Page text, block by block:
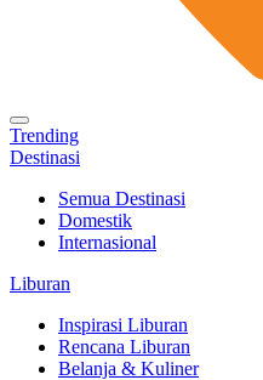
Trending
Destinasi
Semua Destinasi
Domestik
Internasional
Liburan
Inspirasi Liburan
Rencana Liburan
Belanja & Kuliner